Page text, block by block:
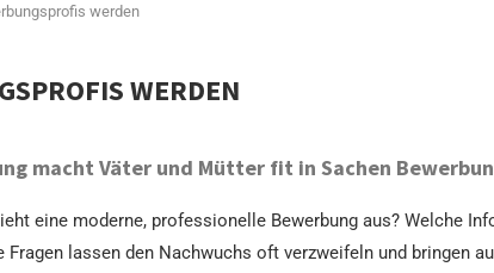
werden
WERDEN
macht Väter und Mütter fit in Sachen
eine moderne, professionelle Bewerbung aus? Welche
Fragen lassen den Nachwuchs oft verzweifeln und bringen